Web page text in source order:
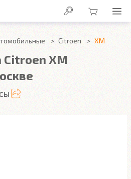
Citroen XM
Citroen XM